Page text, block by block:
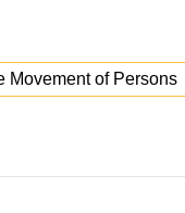
Movement of Persons